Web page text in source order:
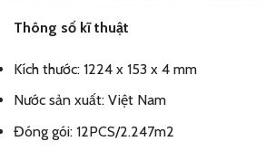
Thông số kĩ thuật
Kích thước: 1224 x 153 x 4 mm
Nước sản xuất: Việt Nam
Đóng gói: 12PCS/2.247m2